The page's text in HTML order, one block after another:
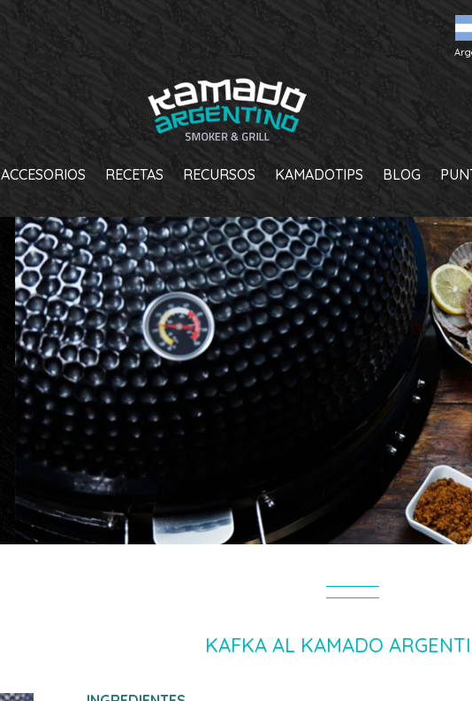
ACCESORIOS RECETAS RECURSOS KAMADOTIPS BLOG
KAFKA AL KAMADO